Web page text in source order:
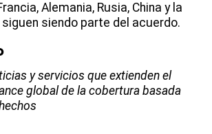
Alemania, Rusia, China y la
siguen siendo parte del acuerdo.
y servicios que extienden el
global de la cobertura basada